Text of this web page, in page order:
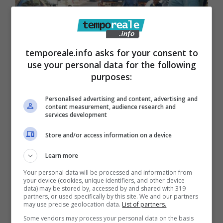
Gaeta / Cade dal secondo piano,
grave una donna di 50 anni
3 Luglio 2015
temporeale.info asks for your consent to
use your personal data for the following
purposes:
Personalised advertising and content, advertising and
content measurement, audience research and
services development
Store and/or access information on a device
Learn more
Your personal data will be processed and information from
your device (cookies, unique identifiers, and other device
data) may be stored by, accessed by and shared with 319
partners, or used specifically by this site. We and our partners
may use precise geolocation data. List of partners.
Some vendors may process your personal data on the basis